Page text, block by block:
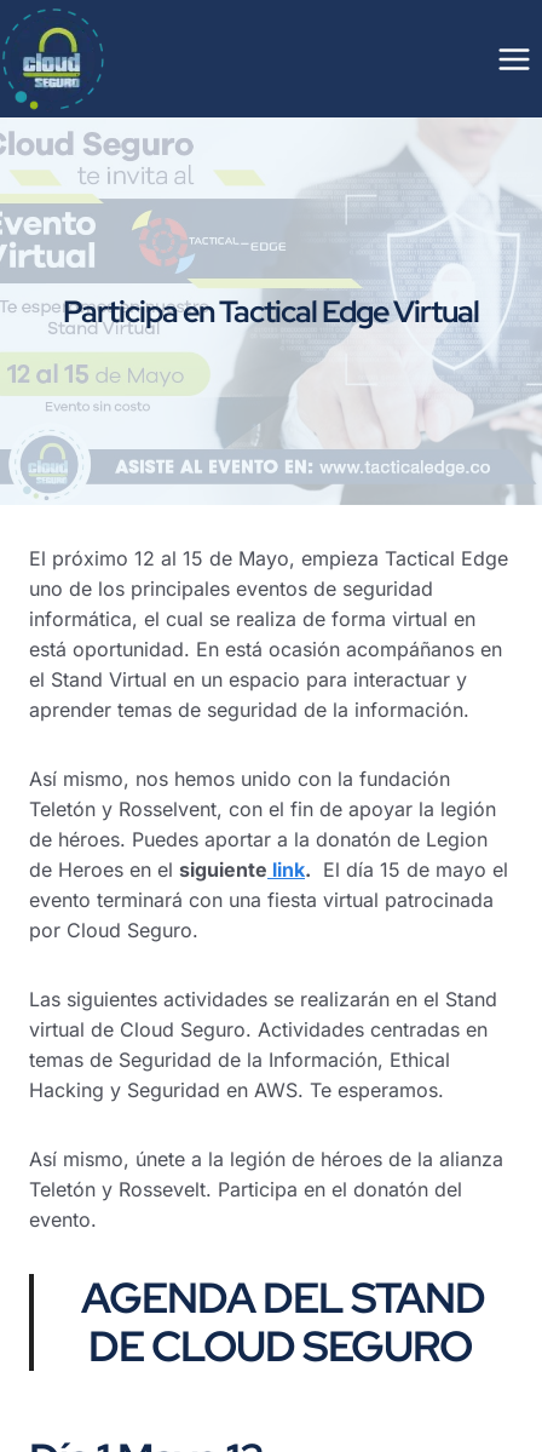
Saltar
al
contenido
Participa en Tactical Edge Virtual
El próximo 12 al 15 de Mayo, empieza Tactical Edge
uno de los principales eventos de seguridad
informática, el cual se realiza de forma virtual en
está oportunidad. En está ocasión acompáñanos en
el Stand Virtual en un espacio para interactuar y
aprender temas de seguridad de la información.
Así mismo, nos hemos unido con la fundación
Teletón y Rosselvent, con el fin de apoyar la legión
de héroes. Puedes aportar a la donatón de Legion
de Heroes en el siguiente link. El día 15 de mayo el
evento terminará con una fiesta virtual patrocinada
por Cloud Seguro.
Las siguientes actividades se realizarán en el Stand
virtual de Cloud Seguro. Actividades centradas en
temas de Seguridad de la Información, Ethical
Hacking y Seguridad en AWS. Te esperamos.
Así mismo, únete a la legión de héroes de la alianza
Teletón y Rossevelt. Participa en el donatón del
evento.
AGENDA DEL STAND
DE CLOUD SEGURO